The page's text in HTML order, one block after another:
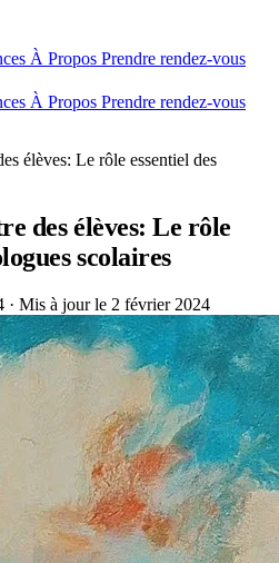
À Propos Prendre rendez-vous
À Propos Prendre rendez-vous
élèves: Le rôle essentiel des
des élèves: Le rôle
scolaires
· Mis à jour le 2 février 2024